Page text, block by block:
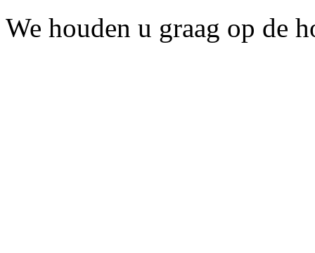
We houden u graag op de